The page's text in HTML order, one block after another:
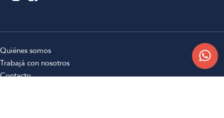
Quiénes somos
Trabajá con nosotros
Contacto